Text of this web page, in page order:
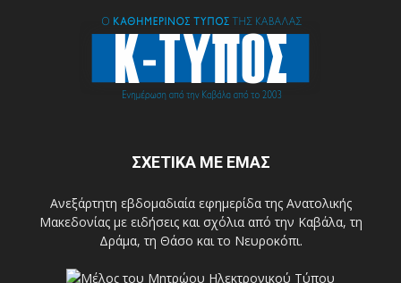
ΣΧΕΤΙΚΑ ΜΕ ΕΜΑΣ
Ανεξάρτητη εβδομαδιαία εφημερίδα της Ανατολικής
Μακεδονίας με ειδήσεις και σχόλια από την Καβάλα, τη
Δράμα, τη Θάσο και το Νευροκόπι.